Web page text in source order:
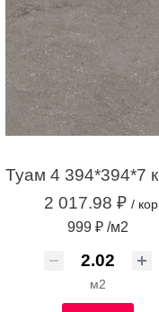
2 017.98 ₽ / кор
999 ₽ /м2
м2